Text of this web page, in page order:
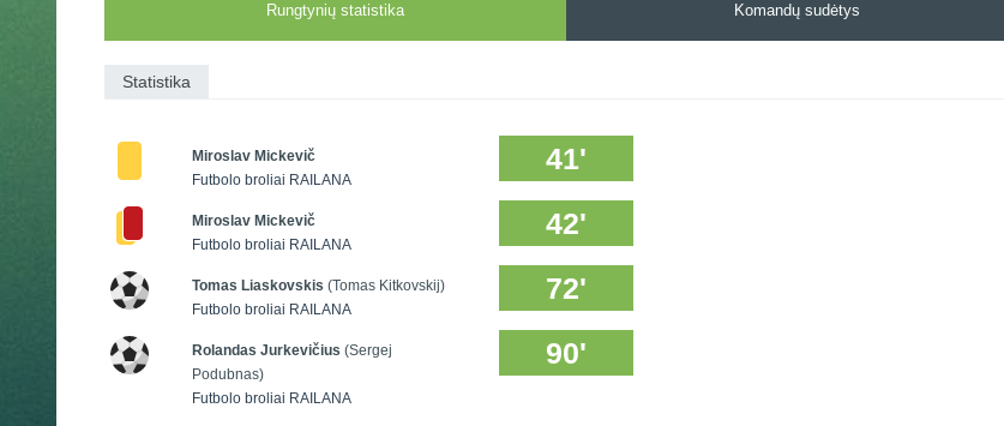
Rungtynių statistika Komandų sudėtys
Statistika
Miroslav Mickevič
Futbolo broliai RAILANA
41'
Miroslav Mickevič
Futbolo broliai RAILANA
42'
Tomas Liaskovskis (Tomas Kitkovskij)
Futbolo broliai RAILANA
72'
Rolandas Jurkevičius (Sergej
Podubnas)
Futbolo broliai RAILANA
90'